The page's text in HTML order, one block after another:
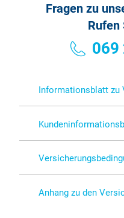
Fragen zu
Rufen
069
Informationsblatt zu
Anhang zu den